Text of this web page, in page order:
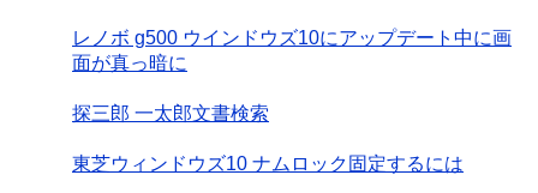
レノボ g500 ウインドウズ10にアップデート中に画
面が真っ暗に
探三郎 一太郎文書検索
東芝ウィンドウズ10 ナムロック固定するには